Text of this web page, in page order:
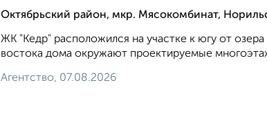
Октябрьский район, мкр. Мясокомбинат,
ЖК "Кедр" расположился на участке к югу от
востока дома окружают проектируемые
Агентство, 07.08.2026